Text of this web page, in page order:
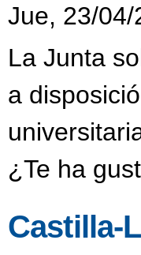
Jue, 23/04/
La Junta
a
¿Te ha
Castilla-